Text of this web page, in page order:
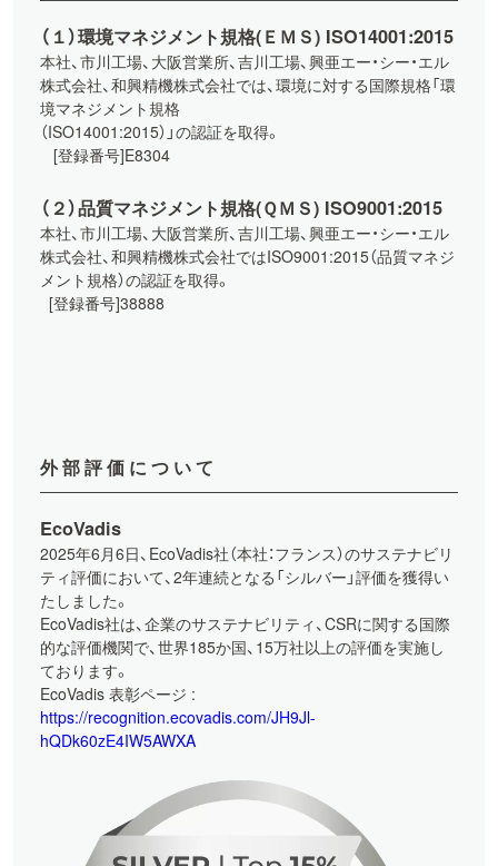
（１）環境マネジメント規格(ＥＭＳ) ISO14001:2015
本社、市川工場、大阪営業所、吉川工場、興亜エー・シー・エル
株式会社、和興精機株式会社では、環境に対する国際規格「環
境マネジメント規格
（ISO14001:2015）」の認証を取得。
[登録番号]E8304
（２）品質マネジメント規格(ＱＭＳ) ISO9001:2015
本社、市川工場、大阪営業所、吉川工場、興亜エー・シー・エル
株式会社、和興精機株式会社ではISO9001:2015（品質マネジ
メント規格）の認証を取得。
[登録番号]38888
外部評価について
EcoVadis
2025年6月6日、EcoVadis社（本社：フランス）のサステナビリ
ティ評価において、2年連続となる「シルバー」評価を獲得い
たしました。
EcoVadis社は、企業のサステナビリティ、CSRに関する国際
的な評価機関で、世界185か国、15万社以上の評価を実施し
ております。
EcoVadis 表彰ページ :
https://recognition.ecovadis.com/JH9Jl-
hQDk60zE4IW5AWXA